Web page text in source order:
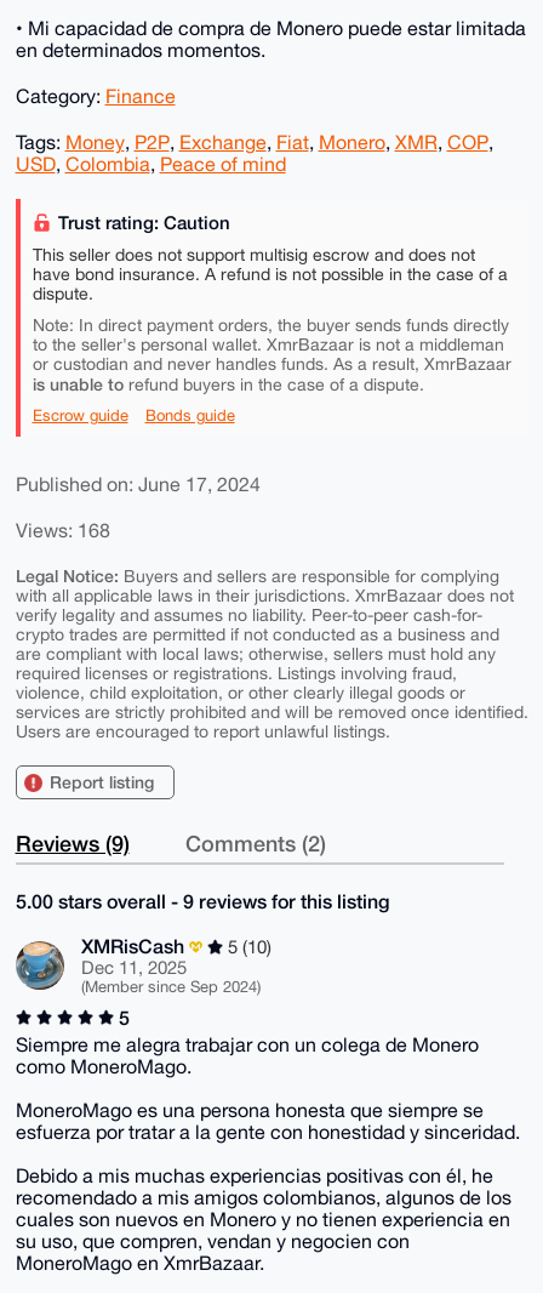
• Mi capacidad de compra de Monero puede estar limitada
en determinados momentos.
Category: Finance
Tags: Money, P2P, Exchange, Fiat, Monero, XMR, COP,
USD, Colombia, Peace of mind
Trust rating: Caution
This seller does not support multisig escrow and does not
have bond insurance. A refund is not possible in the case of a
dispute.
Note: In direct payment orders, the buyer sends funds directly
to the seller's personal wallet. XmrBazaar is not a middleman
or custodian and never handles funds. As a result, XmrBazaar
is unable torefund buyers in the case of a dispute.
Escrow guide Bonds guide
Published on: June 17, 2024
Views: 168
Legal Notice: Buyers and sellers are responsible for complying
with all applicable laws in their jurisdictions. XmrBazaar does not
verify legality and assumes no liability. Peer-to-peer cash-for-
crypto trades are permitted if not conducted as a business and
are compliant with local laws; otherwise, sellers must hold any
required licenses or registrations. Listings involving fraud,
violence, child exploitation, or other clearly illegal goods or
services are strictly prohibited and will be removed once identified.
Users are encouraged to report unlawful listings.
Report listing
Reviews (9) Comments (2)
5.00 stars overall - 9 reviews for this listing
XMRisCash
5 (10)
Dec 11, 2025
(Member since Sep 2024)
5
Siempre me alegra trabajar con un colega de Monero
como MoneroMago.
MoneroMago es una persona honesta que siempre se
esfuerza por tratar a la gente con honestidad y sinceridad.
Debido a mis muchas experiencias positivas con él, he
recomendado a mis amigos colombianos, algunos de los
cuales son nuevos en Monero y no tienen experiencia en
su uso, que compren, vendan y negocien con
MoneroMago en XmrBazaar.